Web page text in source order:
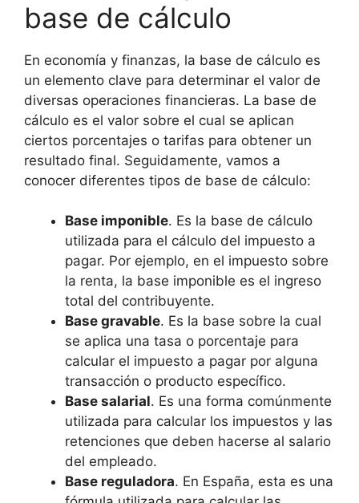
base de cálculo
En economía y finanzas, la base de cálculo es
un elemento clave para determinar el valor de
diversas operaciones financieras. La base de
cálculo es el valor sobre el cual se aplican
ciertos porcentajes o tarifas para obtener un
resultado final. Seguidamente, vamos a
conocer diferentes tipos de base de cálculo:
Base imponible. Es la base de cálculo
utilizada para el cálculo del impuesto a
pagar. Por ejemplo, en el impuesto sobre
la renta, la base imponible es el ingreso
total del contribuyente.
Base gravable. Es la base sobre la cual
se aplica una tasa o porcentaje para
calcular el impuesto a pagar por alguna
transacción o producto específico.
Base salarial. Es una forma comúnmente
utilizada para calcular los impuestos y las
retenciones que deben hacerse al salario
del empleado.
Base reguladora. En España, esta es una